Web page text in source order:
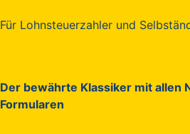
Für Lohnsteuerzahler und
Der bewährte Klassiker mit allen
Formularen